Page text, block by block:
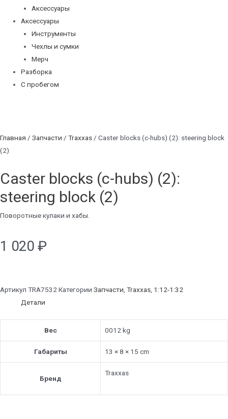
Аксессуары
Аксессуары
Инструменты
Чехлы и сумки
Мерч
Разборка
С пробегом
Главная / Запчасти / Traxxas / Caster blocks (c-hubs) (2): steering block
(2)
Caster blocks (c-hubs) (2):
steering block (2)
Поворотные кулаки и хабы.
1 020 ₽
Артикул TRA7532Категории Запчасти, Traxxas, 1:12-1:32
Детали
Вес 0012 kg
Габариты 13 × 8 × 15 cm
Бренд
Traxxas